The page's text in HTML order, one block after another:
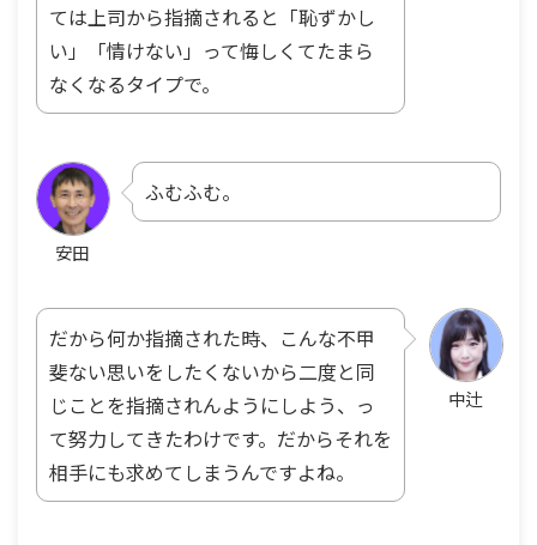
ては上司から指摘されると「恥ずかし
い」「情けない」って悔しくてたまら
なくなるタイプで。
安田
ふむふむ。
中辻
だから何か指摘された時、こんな不甲
斐ない思いをしたくないから二度と同
じことを指摘されんようにしよう、っ
て努力してきたわけです。だからそれを
相手にも求めてしまうんですよね。